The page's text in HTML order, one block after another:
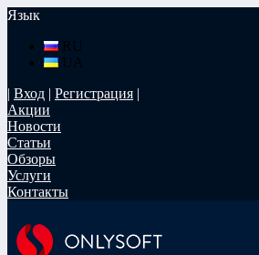
Язык
RU
UA
| Вход | Регистрация |
Акции
Новости
Статьи
Обзоры
Услуги
Контакты